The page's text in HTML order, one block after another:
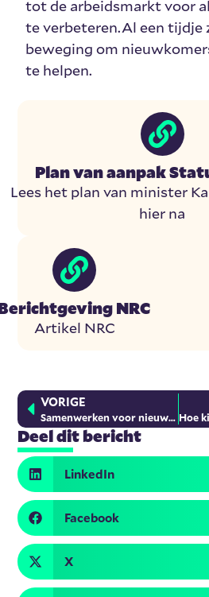
tot de arbeidsmarkt voor
te verbeteren.Al een tijdje
beweging om
te helpen.
Plan van aanpak
Lees het plan van minister
hier na
NRC
Artikel NRC
VORIGE
Samenwerken voor nieuwe Rotterdammers in IJsselmonde
Deel dit bericht
LinkedIn
Facebook
X